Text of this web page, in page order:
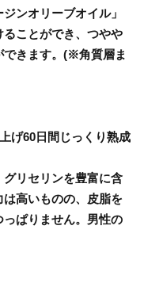
ンオリーブオイル」
ことができ、つやや
できます。(※角質層ま
げ60日間じっくり熟成
リセリンを豊富に含
高いものの、皮脂を
ぱりません。男性の